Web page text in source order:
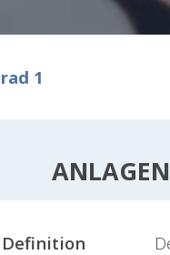
1
Definition